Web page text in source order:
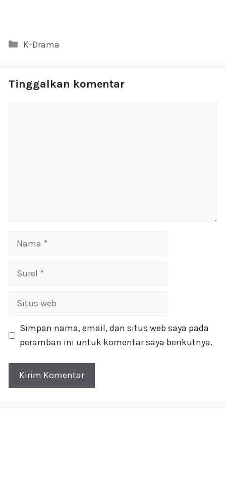
Kategori
K-Drama
Tinggalkan komentar
Nama
Surel
Situs
Simpan nama, email, dan situs web saya pada
peramban ini untuk komentar saya berikutnya.